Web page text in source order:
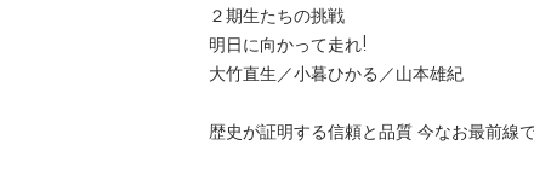
２期生たちの挑戦
明日に向かって走れ!
大竹直生／小暮ひかる／山本雄紀
歴史が証明する信頼と品質 今なお最前